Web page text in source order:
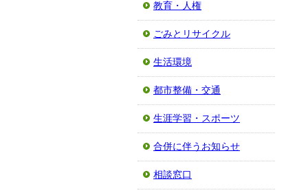
教育・人権
ごみとリサイクル
生活環境
都市整備・交通
生涯学習・スポーツ
合併に伴うお知らせ
相談窓口